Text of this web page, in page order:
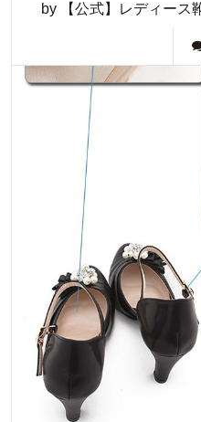
by 【公式】レディース